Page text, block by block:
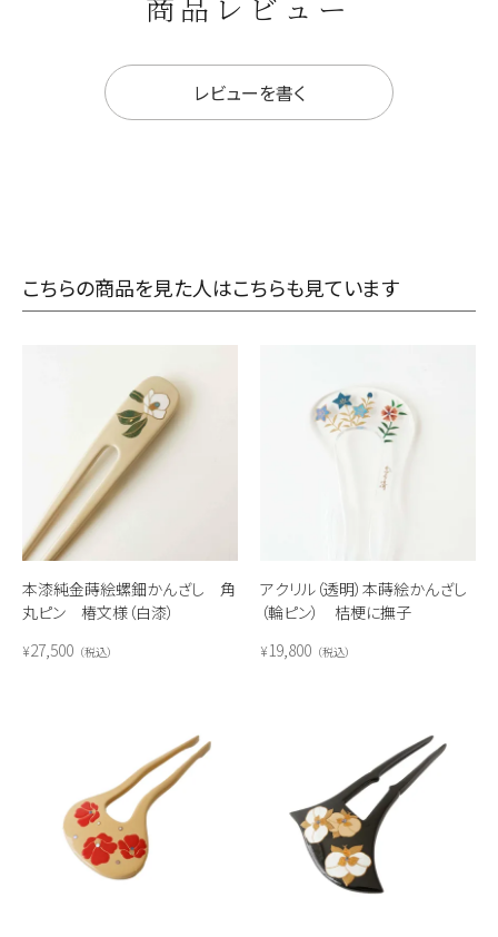
レビューを書く
こちらの商品を見た人はこちらも見ています
本漆純金蒔絵螺鈿かんざし 角
丸ピン 椿文様（白漆）
¥27,500 税込
アクリル（透明）本蒔絵かんざし
（輪ピン） 桔梗に撫子
¥19,800 税込